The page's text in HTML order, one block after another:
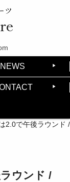
ツ
NEWS
2.0で午後ラウンド /
ウンド /